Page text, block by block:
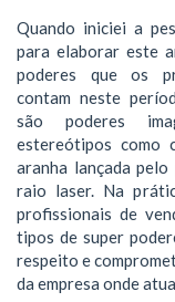
Quando iniciei a
para elaborar este
poderes que os
contam neste
são poderes
estereótipos como
aranha lançada
raio laser. Na
profissionais de
tipos de super
respeito e
da empresa onde